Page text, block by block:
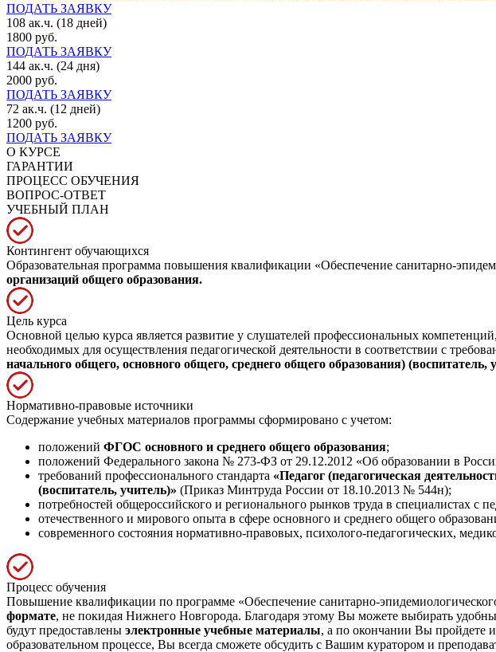
ПОДАТЬ ЗАЯВКУ
108 ак.ч. (18 дней)
1800 руб.
ПОДАТЬ ЗАЯВКУ
144 ак.ч. (24 дня)
2000 руб.
ПОДАТЬ ЗАЯВКУ
72 ак.ч. (12 дней)
1200 руб.
ПОДАТЬ ЗАЯВКУ
О КУРСЕ
ГАРАНТИИ
ПРОЦЕСС ОБУЧЕНИЯ
ВОПРОС-ОТВЕТ
УЧЕБНЫЙ ПЛАН
Контингент обучающихся
Образовательная программа повышения квалификации «Обеспечение санитарно-
организаций общего образования.
Цель курса
Основной целью курса является развитие у слушателей профессиональных
необходимых для осуществления педагогической деятельности в соответствии с
начального общего, основного общего, среднего общего образования) (воспитатель,
Нормативно-правовые источники
Содержание учебных материалов программы сформировано с учетом:
положений ФГОС основного и среднего общего образования;
положений Федерального закона № 273-ФЗ от 29.12.2012 «Об образовании в
требований профессионального стандарта «Педагог (педагогическая
(воспитатель, учитель)» (Приказ Минтруда России от 18.10.2013 № 544н);
потребностей общероссийского и регионального рынков труда в специалистах с
отечественного и мирового опыта в сфере основного и среднего общего
современного состояния нормативно-правовых, психолого-педагогических,
Процесс обучения
Повышение квалификации по программе «Обеспечение санитарно-
формате, не покидая Нижнего Новгорода. Благодаря этому Вы можете выбирать
будут предоставлены электронные учебные материалы, а по окончании Вы пройдете
образовательном процессе, Вы всегда сможете обсудить с Вашим куратором и